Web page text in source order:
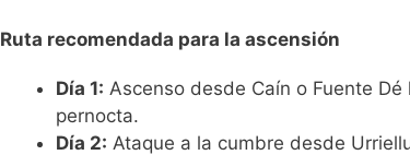
Ruta recomendada para la ascensión
Día 1: Ascenso desde Caín o Fuente
pernocta.
Día 2: Ataque a la cumbre desde